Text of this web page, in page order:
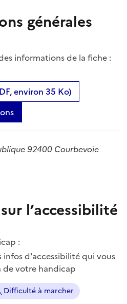
générales
informations de la fiche :
environ 35 Ko)
92400 Courbevoie
l’accessibilité
:
d'accessibilité qui vous
votre handicap
Difficulté à marcher